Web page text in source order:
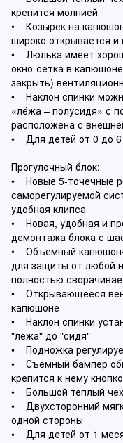
крепится молнией
• Козырек на
широко открывается
• Люлька имеет
окно-сетка в
закрыть)
• Наклон спинки
«лёжа – полусидя» с
расположена с
• Для детей от 0 до 6
Прогулочный блок:
• Новые 5-точечные
саморегулируемой
удобная клипса
• Новая, удобная и
демонтажа блока с
• Объемный капюшон-
для защиты от любой
полностью
• Открывающееся
капюшоне
• Наклон спинки
"лежа" до "сидя"
• Подножка
• Съемный бампер
крепится к нему
• Большой теплый
• Двухсторонний
одной стороны
• Для детей от 1